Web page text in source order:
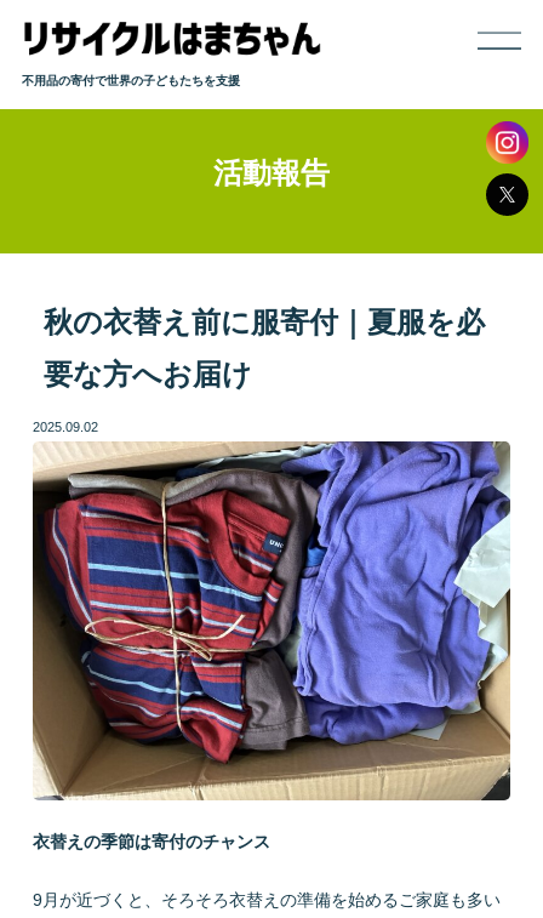
ホーム
寄付までの流れ
取り扱い品目
発送方法
よくある質問
活動報告
会社概要
LINEで質問 お問い合わせ
不用品の寄付で世界の子どもたちを支援
活動報告
秋の衣替え前に服寄付｜夏服を必
要な方へお届け
2025.09.02
衣替えの季節は寄付のチャンス
9月が近づくと、そろそろ衣替えの準備を始めるご家庭も多い